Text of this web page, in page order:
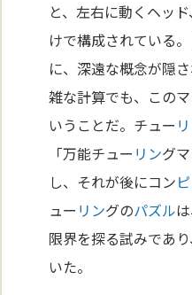
と、左右に動くヘッ
けで構成されている
に、深遠な概念が隠
雑な計算でも、この
いうことだ。チュー
「万能チュー リング
し、それが後にコン
ュー リングのパズル
限界を探る試みであ
いた。